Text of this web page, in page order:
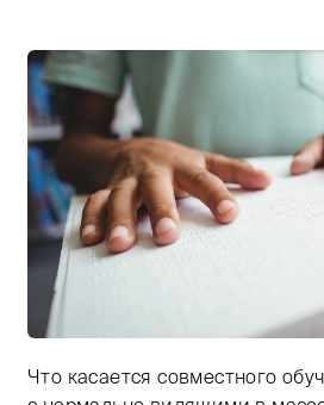
Тифлокомментарий: пальцы
Что касается совместного